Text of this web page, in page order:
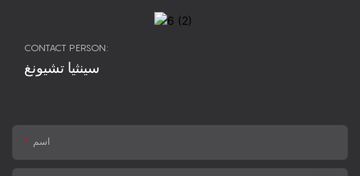
CONTACT PERSON:
سينثيا تشيونغ
اسم